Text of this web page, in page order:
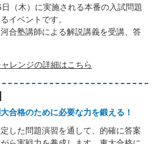
（木）に実施される本番の入試問題
イベントです。
合塾講師による解説講義を受講、答
レンジの詳細はこちら
合格のために必要な力を鍛える！
した問題演習を通して、的確に答案